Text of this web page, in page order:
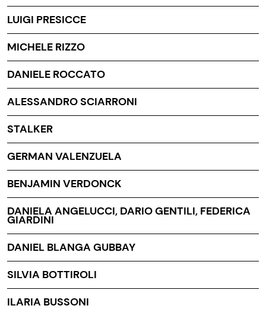
LUIGI PRESICCE
MICHELE RIZZO
DANIELE ROCCATO
ALESSANDRO SCIARRONI
STALKER
GERMAN VALENZUELA
BENJAMIN VERDONCK
DANIELA ANGELUCCI, DARIO GENTILI, FEDERICA
GIARDINI
DANIEL BLANGA GUBBAY
SILVIA BOTTIROLI
ILARIA BUSSONI